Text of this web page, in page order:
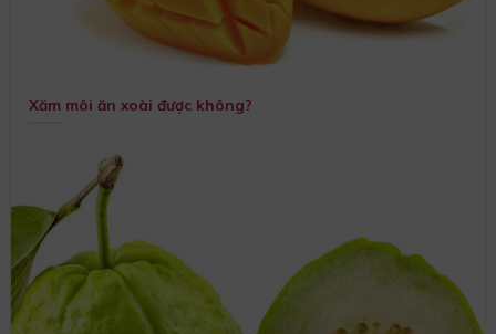
Xăm môi ăn xoài được không?